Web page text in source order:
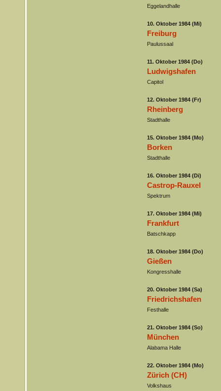
Eggelandhalle
10. Oktober 1984 (Mi)
Freiburg
Paulussaal
11. Oktober 1984 (Do)
Ludwigshafen
Capitol
12. Oktober 1984 (Fr)
Rheinberg
Stadthalle
15. Oktober 1984 (Mo)
Borken
Stadthalle
16. Oktober 1984 (Di)
Castrop-Rauxel
Spektrum
17. Oktober 1984 (Mi)
Frankfurt
Batschkapp
18. Oktober 1984 (Do)
Gießen
Kongresshalle
20. Oktober 1984 (Sa)
Friedrichshafen
Festhalle
21. Oktober 1984 (So)
München
Alabama Halle
22. Oktober 1984 (Mo)
Zürich (CH)
Volkshaus